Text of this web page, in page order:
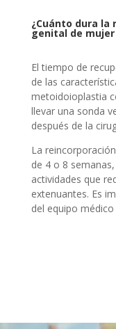
¿Cuánto dura la
genital de mujer
El tiempo de
de las
metoidoioplastia
llevar una sonda
después de la
La
de 4 o 8
actividades que
extenuantes. Es
del equipo